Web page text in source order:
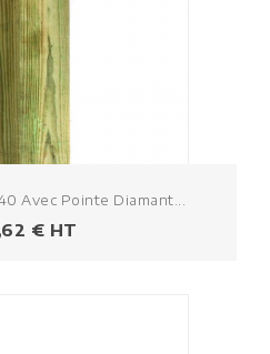
Avec Pointe Diamant...
€ HT